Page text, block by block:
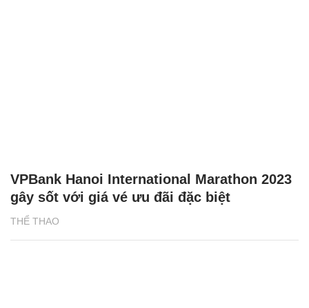
THỂ THAO
VPBank Hanoi International Marathon 2023
gây sốt với giá vé ưu đãi đặc biệt